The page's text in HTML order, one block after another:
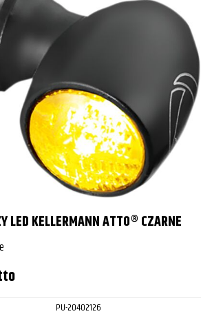
LED KELLERMANN ATTO® CZARNE
PU-20402126